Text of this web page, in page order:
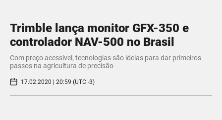
Trimble lança monitor GFX-350 e
controlador NAV-500 no Brasil
​Com preço acessível, tecnologias são ideias para dar primeiros
passos na agricultura de precisão
17.02.2020 | 20:59 (UTC -3)